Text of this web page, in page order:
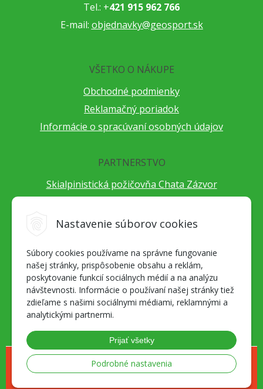
Nastavenie súborov cookies
Súbory cookies používame na správne fungovanie
našej stránky, prispôsobenie obsahu a reklám,
poskytovanie funkcií sociálnych médií a na analýzu
návštevnosti. Informácie o používaní našej stránky tiež
zdieľame s našimi sociálnymi médiami, reklamnými a
analytickými partnermi.
Prijať všetky
Podrobné nastavenia
Tel.: +421 915 962 766
E-mail: objednavky@geosport.sk
VŠETKO O NÁKUPE
Obchodné podmienky
Reklamačný poriadok
Informácie o spracúvaní osobných údajov
PARTNERSTVO
Skialpinistická požičovňa Chata Zázvor
Cestovateľský festival Cestou necestou
Alpenverein Slovensko
Hore-dole Derešom
Motorest Nemecká
Splav Hrona
© 2026 Geosport.sk - všetko pre milovníkov outdoor športov a skialpu •